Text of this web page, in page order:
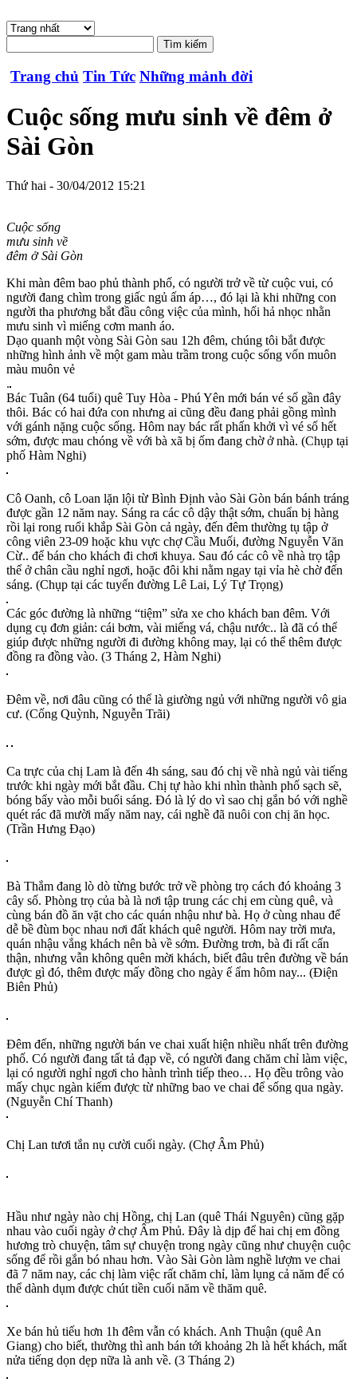
Trang chủ Tin Tức Những mảnh đời
Cuộc sống mưu sinh về đêm ở
Sài Gòn
Thứ hai - 30/04/2012 15:21
Cuộc sống
mưu sinh về
đêm ở Sài Gòn
Khi màn đêm bao phủ thành phố, có người trở về từ cuộc vui, có
người đang chìm trong giấc ngủ ấm áp…, đó lại là khi những con
người tha phương bắt đầu công việc của mình, hối hả nhọc nhằn
mưu sinh vì miếng cơm manh áo.
Dạo quanh một vòng Sài Gòn sau 12h đêm, chúng tôi bắt được
những hình ảnh về một gam màu trầm trong cuộc sống vốn muôn
màu muôn vẻ
.
Bác Tuân (64 tuổi) quê Tuy Hòa - Phú Yên mới bán vé số gần đây
thôi. Bác có hai đứa con nhưng ai cũng đều đang phải gồng mình
với gánh nặng cuộc sống. Hôm nay bác rất phấn khởi vì vé số hết
sớm, được mau chóng về với bà xã bị ốm đang chờ ở nhà. (Chụp tại
phố Hàm Nghi)
Cô Oanh, cô Loan lặn lội từ Bình Định vào Sài Gòn bán bánh tráng
được gần 12 năm nay. Sáng ra các cô dậy thật sớm, chuẩn bị hàng
rồi lại rong ruổi khắp Sài Gòn cả ngày, đến đêm thường tụ tập ở
công viên 23-09 hoặc khu vực chợ Cầu Muối, đường Nguyễn Văn
Cừ.. để bán cho khách đi chơi khuya. Sau đó các cô về nhà trọ tập
thể ở chân cầu nghỉ ngơi, hoặc đôi khi nằm ngay tại vỉa hè chờ đến
sáng. (Chụp tại các tuyến đường Lê Lai, Lý Tự Trọng)
Các góc đường là những “tiệm” sửa xe cho khách ban đêm. Với
dụng cụ đơn giản: cái bơm, vài miếng vá, chậu nước.. là đã có thể
giúp được những người đi đường không may, lại có thể thêm được
đồng ra đồng vào. (3 Tháng 2, Hàm Nghi)
Đêm về, nơi đâu cũng có thể là giường ngủ với những người vô gia
cư. (Cống Quỳnh, Nguyễn Trãi)
Ca trực của chị Lam là đến 4h sáng, sau đó chị về nhà ngủ vài tiếng
trước khi ngày mới bắt đầu. Chị tự hào khi nhìn thành phố sạch sẽ,
bóng bẩy vào mỗi buổi sáng. Đó là lý do vì sao chị gắn bó với nghề
quét rác đã mười mấy năm nay, cái nghề đã nuôi con chị ăn học.
(Trần Hưng Đạo)
Bà Thắm đang lò dò từng bước trở về phòng trọ cách đó khoảng 3
cây số. Phòng trọ của bà là nơi tập trung các chị em cùng quê, và
cùng bán đồ ăn vặt cho các quán nhậu như bà. Họ ở cùng nhau để
dễ bề đùm bọc nhau nơi đất khách quê người. Hôm nay trời mưa,
quán nhậu vắng khách nên bà về sớm. Đường trơn, bà đi rất cẩn
thận, nhưng vẫn không quên mời khách, biết đâu trên đường về bán
được gì đó, thêm được mấy đồng cho ngày ế ẩm hôm nay... (Điện
Biên Phủ)
Đêm đến, những người bán ve chai xuất hiện nhiều nhất trên đường
phố. Có người đang tất tả đạp về, có người đang chăm chỉ làm việc,
lại có người nghỉ ngơi cho hành trình tiếp theo… Họ đều trông vào
mấy chục ngàn kiếm được từ những bao ve chai để sống qua ngày.
(Nguyễn Chí Thanh)
Chị Lan tươi tắn nụ cười cuối ngày. (Chợ Âm Phủ)
Hầu như ngày nào chị Hồng, chị Lan (quê Thái Nguyên) cũng gặp
nhau vào cuối ngày ở chợ Âm Phủ. Đây là dịp để hai chị em đồng
hương trò chuyện, tâm sự chuyện trong ngày cũng như chuyện cuộc
sống để rồi gắn bó nhau hơn. Vào Sài Gòn làm nghề lượm ve chai
đã 7 năm nay, các chị làm việc rất chăm chỉ, làm lụng cả năm để có
thể dành dụm được chút tiền cuối năm về thăm quê.
Xe bán hủ tiếu hơn 1h đêm vẫn có khách. Anh Thuận (quê An
Giang) cho biết, thường thì anh bán tới khoảng 2h là hết khách, mất
nửa tiếng dọn dẹp nữa là anh về. (3 Tháng 2)